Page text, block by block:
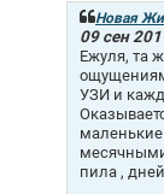
Новая
09 сен
Ежуля, та
УЗИ и
маленькие
пила ,